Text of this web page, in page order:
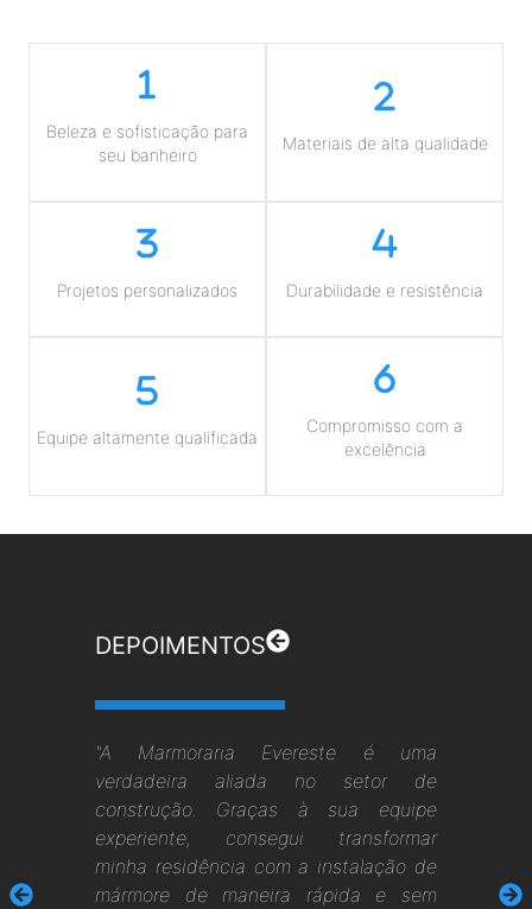
Beleza e sofisticação para
seu banheiro
Materiais de alta qualidade
Projetos personalizados Durabilidade e resistência
Equipe altamente qualificada
Compromisso com a
excelência
DEPOIMENTOS
"A Marmoraria Evereste é uma
verdadeira aliada no setor de
construção. Graças à sua equipe
experiente, consegui transformar
minha residência com a instalação de
mármore de maneira rápida e sem